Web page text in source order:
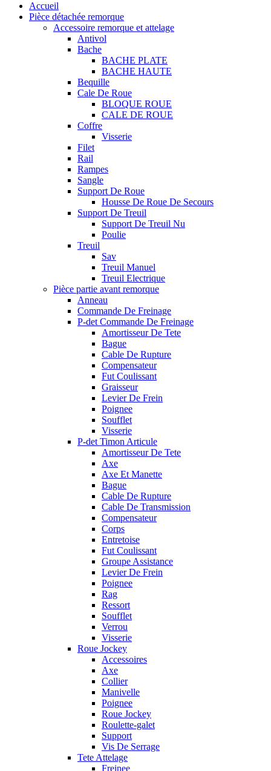
Accueil
Pièce détachée remorque
Accessoire remorque et attelage
Antivol
Bache
BACHE PLATE
BACHE HAUTE
Bequille
Cale De Roue
BLOQUE ROUE
CALE DE ROUE
Coffre
Visserie
Filet
Rail
Rampes
Sangle
Support De Roue
Housse De Roue De Secours
Support De Treuil
Support De Treuil Nu
Poulie
Treuil
Sav
Treuil Manuel
Treuil Electrique
Pièce partie avant remorque
Anneau
Commande De Freinage
P-det Commande De Freinage
Amortisseur De Tete
Bague
Cable De Rupture
Compensateur
Fut Coulissant
Graisseur
Levier De Frein
Poignee
Soufflet
Visserie
P-det Timon Articule
Amortisseur De Tete
Axe
Axe Et Manette
Bague
Cable De Rupture
Cable De Transmission
Compensateur
Corps
Entretoise
Fut Coulissant
Groupe Assistance
Levier De Frein
Poignee
Rag
Ressort
Soufflet
Verrou
Visserie
Roue Jockey
Accessoires
Axe
Collier
Manivelle
Poignee
Roue Jockey
Roulette-galet
Support
Vis De Serrage
Tete Attelage
Freinee